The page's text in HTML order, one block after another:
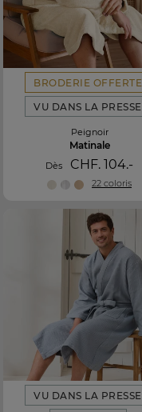
BRODERIE OFFERTE
VU DANS LA PRESSE
Peignoir
Matinale
Dès CHF. 104.-
22 coloris
VU DANS LA PRESSE